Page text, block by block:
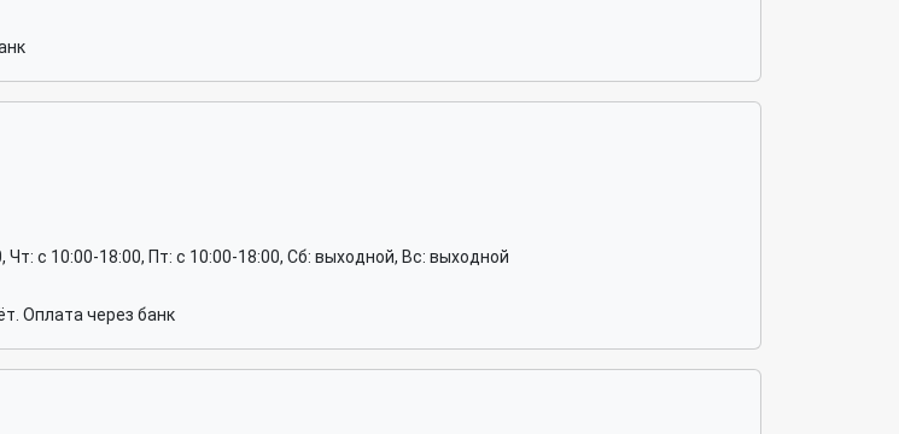
Чт: c 10:00-18:00, Пт: c 10:00-18:00, Сб: выходной, Вс: выходной
Оплата через банк